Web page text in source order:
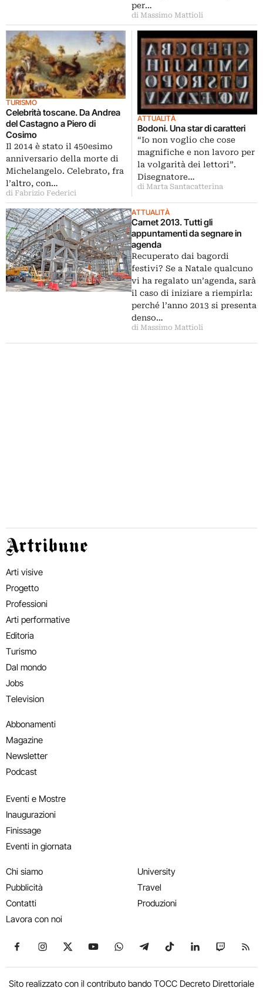
per…
di Massimo Mattioli
TURISMO
Celebrità toscane. Da Andrea
del Castagno a Piero di
Cosimo
Il 2014 è stato il 450esimo
anniversario della morte di
Michelangelo. Celebrato, fra
l’altro, con…
di Fabrizio Federici
ATTUALITÀ
Bodoni. Una star di caratteri
“Io non voglio che cose
magnifiche e non lavoro per
la volgarità dei lettori”.
Disegnatore…
di Marta Santacatterina
ATTUALITÀ
Carnet 2013. Tutti gli
appuntamenti da segnare in
agenda
Recuperato dai bagordi
festivi? Se a Natale qualcuno
vi ha regalato un’agenda, sarà
il caso di iniziare a riempirla:
perché l’anno 2013 si presenta
denso…
di Massimo Mattioli
Artribune
Arti visive
Progetto
Professioni
Arti performative
Editoria
Turismo
Dal mondo
Jobs
Television
Abbonamenti
Magazine
Newsletter
Podcast
Eventi e Mostre
Inaugurazioni
Finissage
Eventi in giornata
Chi siamo
Pubblicità
Contatti
Lavora con noi
University
Travel
Produzioni
Seguici su Facebook
Seguici su Instagram
Seguici su X
Seguici su YouTube
Seguici su WhatsApp
Seguici su Telegram
Seguici su TikTok
Seguici su
Seguici
Sito realizzato con il contributo bando TOCC Decreto Direttoriale